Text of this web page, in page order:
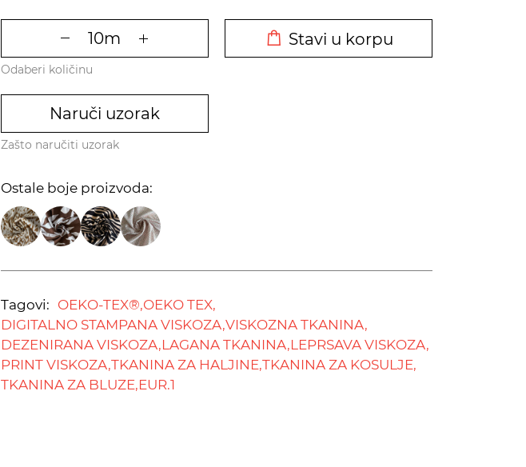
Stavi u korpu
Odaberi količinu
Naruči uzorak
Zašto naručiti uzorak
Ostale boje proizvoda:
Tagovi: OEKO-TEX®,OEKO TEX,
DIGITALNO STAMPANA VISKOZA,VISKOZNA TKANINA,
DEZENIRANA VISKOZA,LAGANA TKANINA,LEPRSAVA VISKOZA,
PRINT VISKOZA,TKANINA ZA HALJINE,TKANINA ZA KOSULJE,
TKANINA ZA BLUZE,EUR.1